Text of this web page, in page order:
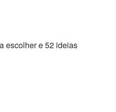
escolher e 52 ideias